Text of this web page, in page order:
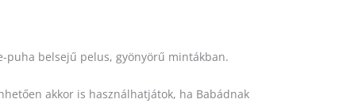
puha belsejű pelus, gyönyörű mintákban.
akkor is használhatjátok, ha Babádnak